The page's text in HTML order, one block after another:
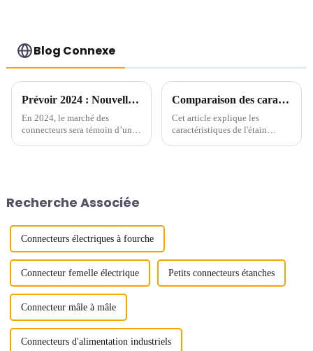
Blog Connexe
Prévoir 2024 : Nouvelle tendance du marché des connecteurs
En 2024, le marché des
connecteurs sera témoin d’une
données à haut débit continue
Comparaison des caractéristiques et application de l'étain brillant et de l'étain brumeux dans l'étamage
Cet article explique les
caractéristiques de l'étain
Recherche Associée
Connecteurs électriques à fourche
Connecteur femelle électrique Petits connecteurs étanches
Connecteur mâle à mâle
Connecteurs d'alimentation industriels